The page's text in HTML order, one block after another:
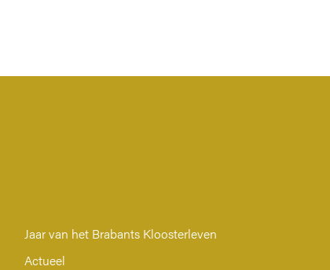
Jaar van het Brabants Kloosterleven
Actueel